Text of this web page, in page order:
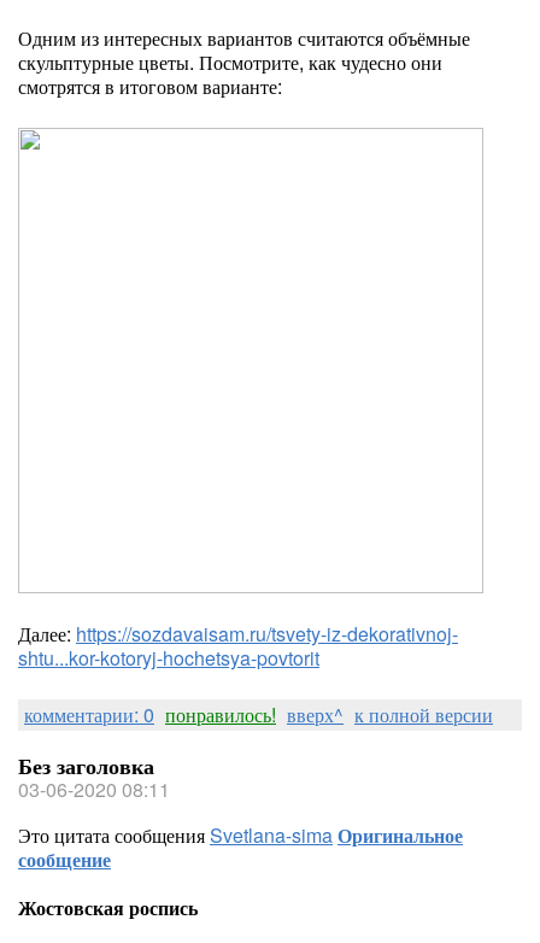
Одним из интересных вариантов считаются объёмные
скульптурные цветы. Посмотрите, как чудесно они
смотрятся в итоговом варианте:
Далее: https://sozdavaisam.ru/tsvety-iz-dekorativnoj-
shtu...kor-kotoryj-hochetsya-povtorit
комментарии: 0 понравилось! вверх^ к полной версии
Без заголовка
03-06-2020 08:11
Это цитата сообщенияSvetlana-simaОригинальное
сообщение
Жостовская роспись